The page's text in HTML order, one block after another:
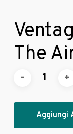
The
Aggiungi